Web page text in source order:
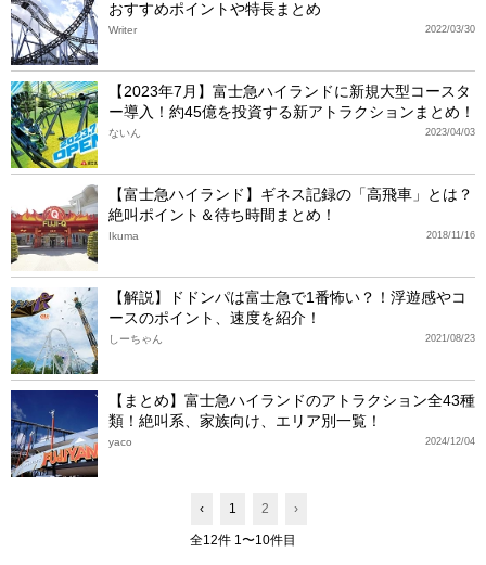
おすすめポイントや特長まとめ
2022/03/30
Writer
【2023年7月】富士急ハイランドに新規大型コースタ
ー導入！約45億を投資する新アトラクションまとめ！
2023/04/03
ないん
【富士急ハイランド】ギネス記録の「高飛車」とは？
絶叫ポイント＆待ち時間まとめ！
2018/11/16
Ikuma
【解説】ドドンパは富士急で1番怖い？！浮遊感やコ
ースのポイント、速度を紹介！
2021/08/23
しーちゃん
【まとめ】富士急ハイランドのアトラクション全43種
類！絶叫系、家族向け、エリア別一覧！
2024/12/04
yaco
‹ 1 2 ›
全12件 1〜10件目